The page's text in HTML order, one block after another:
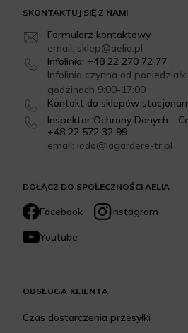
DOŁĄCZ DO SPOŁECZNOŚCI AELIA
Facebook
Instagram
Youtube
SKONTAKTUJ SIĘ Z NAMI
Formularz kontaktowy
email: sklep@aelia.pl
Infolinia: +48 22 270 72 77
Infolinia czynna od
godzinach 9:00-17:00
Kontakt do sklepów
Inspektor Ochrony Danych -
+48 22 572 32 99
email: iodo@lagardere-tr.pl
OBSŁUGA KLIENTA
Czas dostarczenia przesyłki